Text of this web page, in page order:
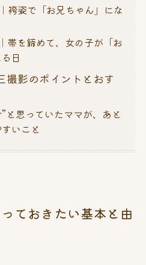
袴姿で「お兄ちゃん」にな
帯を締めて、女の子が「お
日
撮影のポイントとおす
と思っていたママが、あと
いこと
ておきたい基本と由